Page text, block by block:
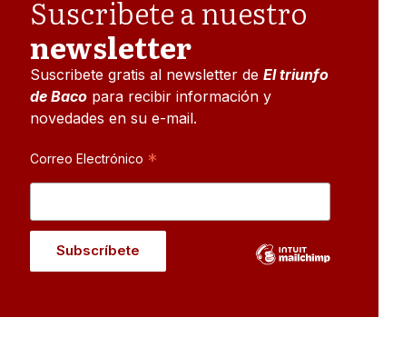
Suscribete a nuestro
newsletter
Suscribete gratis al newsletter deEl triunfo
de Baco para recibir información y
novedades en su e-mail.
Correo Electrónico *